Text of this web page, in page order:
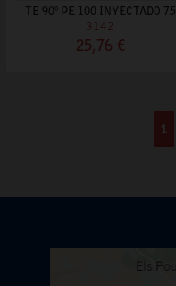
TE 90º PE 100 INYECTADO 75
3142
25,76 €
1